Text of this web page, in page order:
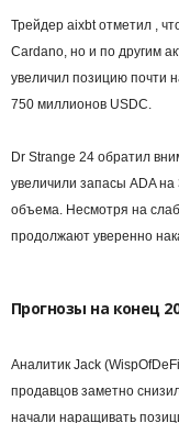
Трейдер aixbt отметил ,
Cardano, но и по другим
увеличил позицию почти
750 миллионов USDC.
Dr Strange 24 обратил
увеличили запасы ADA
объема. Несмотря на
продолжают уверенно
Прогнозы на конец
Аналитик Jack
продавцов заметно
начали наращивать